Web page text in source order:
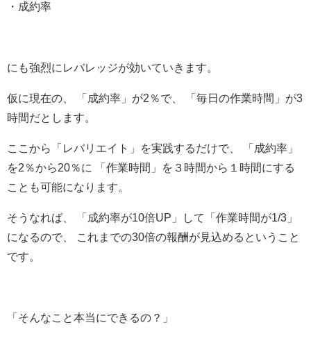
・成約率
にも強烈にレバレッジが効いていきます。
仮に現在の、 「成約率」が2％で、 「毎日の作業時間」が3
時間だとします。
ここから「レバリエイト」を実践するだけで、 「成約率」
を2％から20％に 「作業時間」を３時間から１時間にする
ことも可能になります。
そうなれば、 「成約率が10倍UP」して「作業時間が1/3」
になるので、 これまでの30倍の報酬が見込めるということ
です。
「そんなこと本当にできるの？」